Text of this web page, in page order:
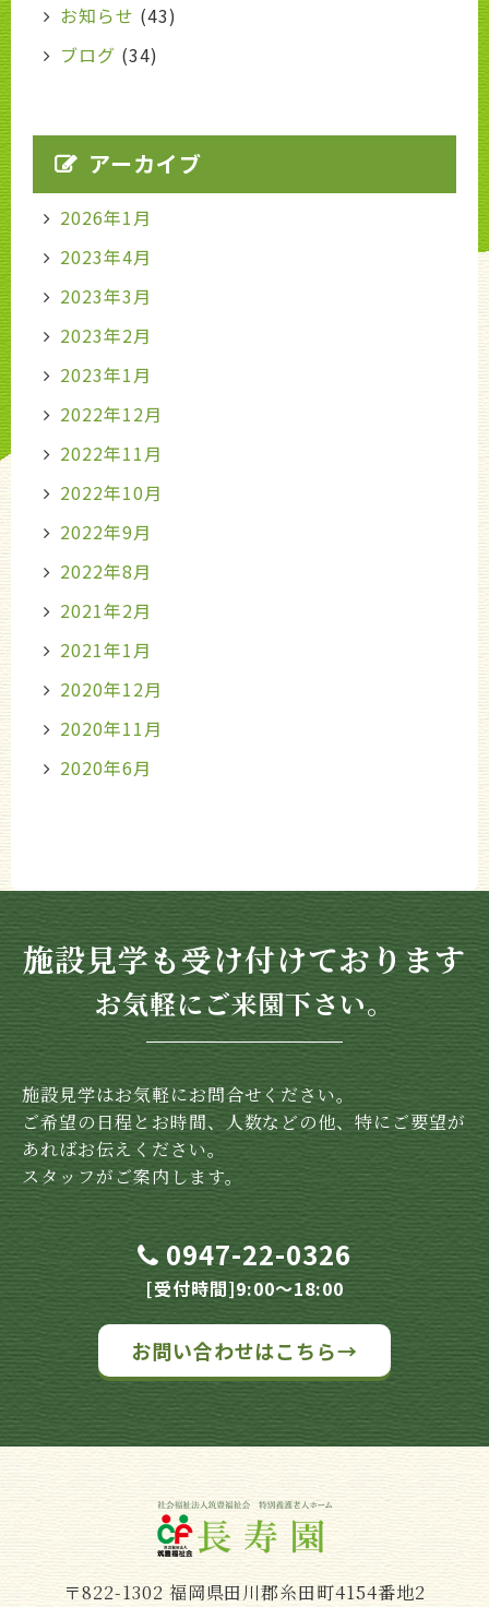
お知らせ (43)
ブログ (34)
アーカイブ
2026年1月
2023年4月
2023年3月
2023年2月
2023年1月
2022年12月
2022年11月
2022年10月
2022年9月
2022年8月
2021年2月
2021年1月
2020年12月
2020年11月
2020年6月
施設見学も受け付けております
お気軽にご来園下さい。
施設見学はお気軽にお問合せください。
ご希望の日程とお時間、人数などの他、特にご要望が
あればお伝えください。
スタッフがご案内します。
0947-22-0326
[受付時間]9:00～18:00
お問い合わせはこちら→
〒822-1302 福岡県田川郡糸田町4154番地2